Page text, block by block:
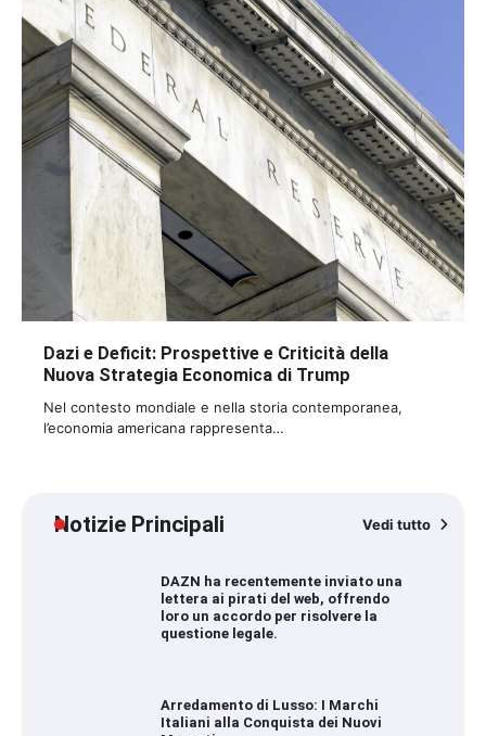
Dazi e Deficit: Prospettive e Criticità della
Nuova Strategia Economica di Trump
Nel contesto mondiale e nella storia contemporanea,
l’economia americana rappresenta…
Notizie Principali Vedi tutto
DAZN ha recentemente inviato una
lettera ai pirati del web, offrendo
loro un accordo per risolvere la
questione legale.
Arredamento di Lusso: I Marchi
Italiani alla Conquista dei Nuovi